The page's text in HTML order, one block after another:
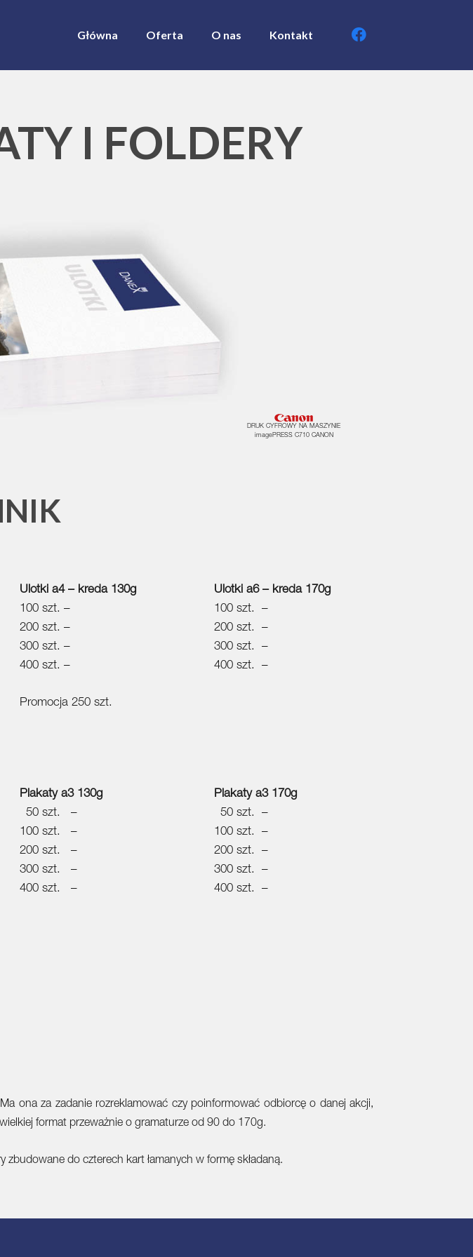
Główna Oferta O nas Kontakt
I FOLDERY
DRUK CYFROWY NA MASZYNIE
imagePRESS C710 CANON
Ulotki a4 – kreda 130g
100 szt. –
200 szt. –
300 szt. –
400 szt. –
Promocja 250 szt.
Ulotki a6 – kreda 170g
100 szt. –
200 szt. –
300 szt. –
400 szt. –
Plakaty a3 130g
50 szt. –
100 szt. –
200 szt. –
300 szt. –
400 szt. –
Plakaty a3 170g
50 szt. –
100 szt. –
200 szt. –
300 szt. –
400 szt. –
ona za zadanie rozreklamować czy poinformować odbiorcę o danej akcji,
format przeważnie o gramaturze od 90 do 170g.
do czterech kart łamanych w formę składaną.